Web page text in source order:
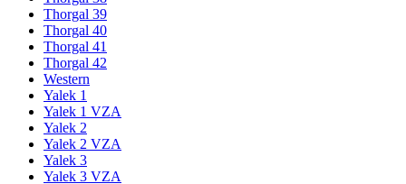
Thorgal 39
Thorgal 40
Thorgal 41
Thorgal 42
Western
Yalek 1
Yalek 1 VZA
Yalek 2
Yalek 2 VZA
Yalek 3
Yalek 3 VZA